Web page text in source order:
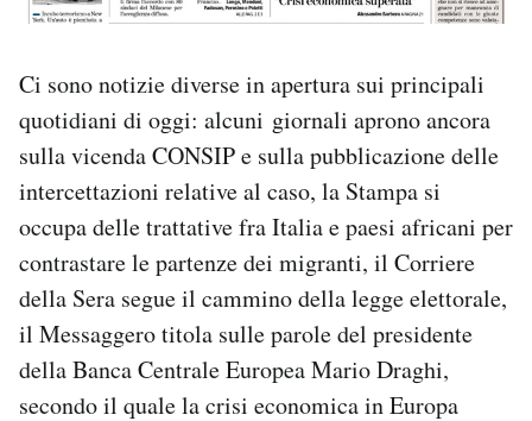
CALENDARIO
AREA PERSONALE
Area Personale
Newsletter
Notifiche mobile
Ci sono notizie diverse in apertura sui principali
quotidiani di oggi: alcuni giornali aprono ancora
sulla vicenda CONSIP e sulla pubblicazione delle
intercettazioni relative al caso, la Stampa si
occupa delle trattative fra Italia e paesi africani per
contrastare le partenze dei migranti, il Corriere
della Sera segue il cammino della legge elettorale,
il Messaggero titola sulle parole del presidente
della Banca Centrale Europea Mario Draghi,
secondo il quale la crisi economica in Europa